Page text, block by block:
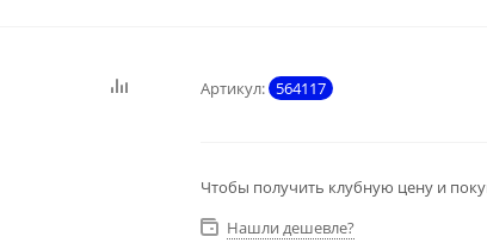
Артикул: 564117
Чтобы получить клубную цену и
Нашли дешевле?